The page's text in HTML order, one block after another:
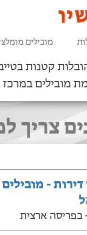
מובילים
קטנות
מובילים במרכז
דירת 5 חדרים?
דירות - מובילים
בפריסה ארצית